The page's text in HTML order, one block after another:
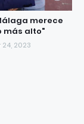
merece
más alto"
24, 2023